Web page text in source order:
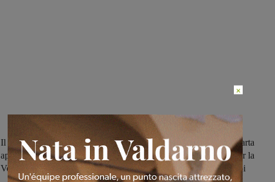
Il Valdarninsieme apre il 2017 con una sfida casalinga che sulla carta
appare proibitiva come quella contro Jesi seconda in classifica; per la
Volley Arno Montevarchi impegnativa trasferta a Ponte Valleceppi
×